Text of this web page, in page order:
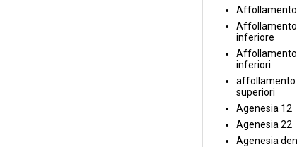
inferiore
Affollamento
inferiori
affollamento
superiori
Agenesia 12
Agenesia 22
Agenesia